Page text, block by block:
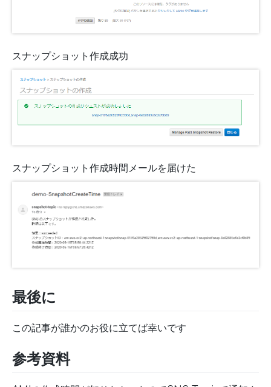
スナップショット作成成功
スナップショット作成時間メールを届けた
最後に
この記事が誰かのお役に立てば幸いです
参考資料